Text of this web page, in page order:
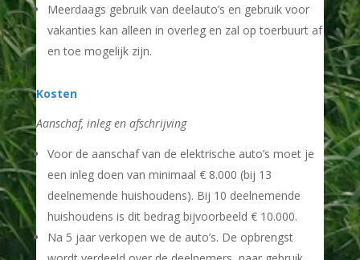
Meerdaags gebruik van deelauto’s en gebruik voor
vakanties kan alleen in overleg en zal op toerbuurt af
en toe mogelijk zijn.
Kosten
Aanschaf, inleg en afschrijving
Voor de aanschaf van de elektrische auto’s moet je
een inleg doen van minimaal € 8.000 (bij 13
deelnemende huishoudens). Bij 10 deelnemende
huishoudens is dit bedrag bijvoorbeeld € 10.000.
Na 5 jaar verkopen we de auto’s. De opbrengst